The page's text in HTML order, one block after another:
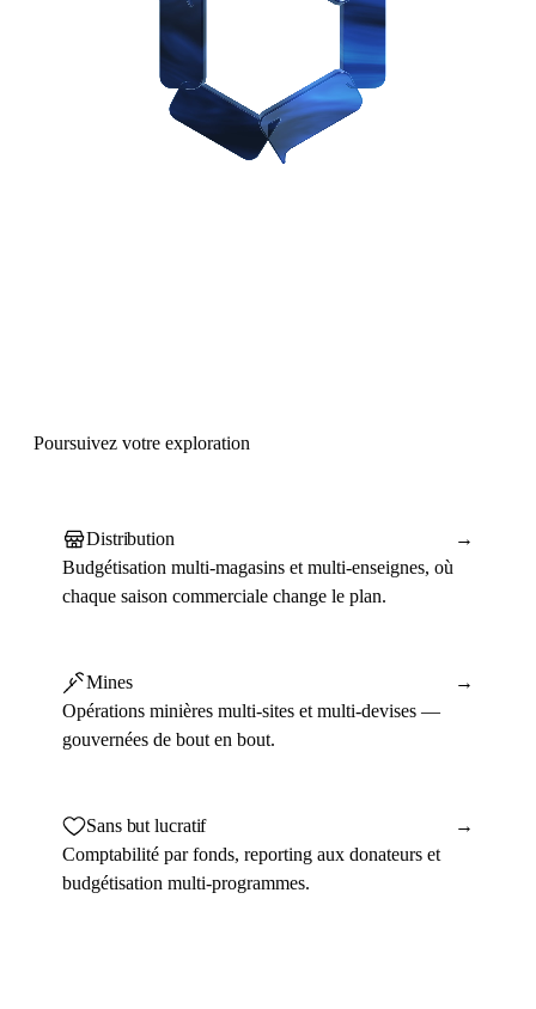
Poursuivez votre exploration
Distribution
→
Budgétisation multi-magasins et multi-enseignes, où
chaque saison commerciale change le plan.
Mines
→
Opérations minières multi-sites et multi-devises —
gouvernées de bout en bout.
Sans but lucratif
→
Comptabilité par fonds, reporting aux donateurs et
budgétisation multi-programmes.